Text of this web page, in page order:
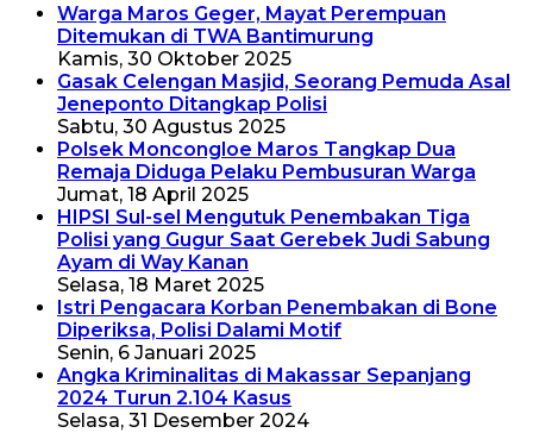
Warga Maros Geger, Mayat Perempuan
Ditemukan di TWA Bantimurung
Kamis, 30 Oktober 2025
Gasak Celengan Masjid, Seorang Pemuda Asal
Jeneponto Ditangkap Polisi
Sabtu, 30 Agustus 2025
Polsek Moncongloe Maros Tangkap Dua
Remaja Diduga Pelaku Pembusuran Warga
Jumat, 18 April 2025
HIPSI Sul-sel Mengutuk Penembakan Tiga
Polisi yang Gugur Saat Gerebek Judi Sabung
Ayam di Way Kanan
Selasa, 18 Maret 2025
Istri Pengacara Korban Penembakan di Bone
Diperiksa, Polisi Dalami Motif
Senin, 6 Januari 2025
Angka Kriminalitas di Makassar Sepanjang
2024 Turun 2.104 Kasus
Selasa, 31 Desember 2024